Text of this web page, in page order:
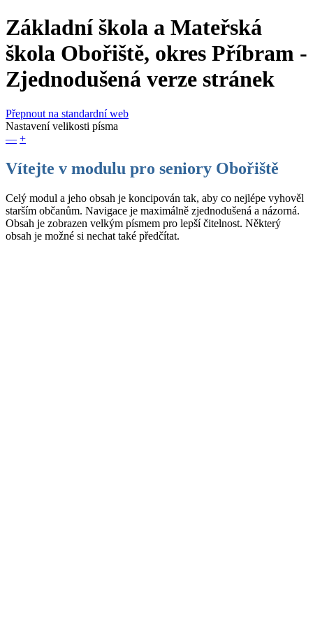
Základní škola a Mateřská
škola Obořiště, okres Příbram -
Zjednodušená verze stránek
Přepnout na standardní web
Nastavení velikosti písma
— +
Vítejte v modulu pro seniory Obořiště
Celý modul a jeho obsah je koncipován tak, aby co nejlépe vyhověl
starším občanům. Navigace je maximálně zjednodušená a názorná.
Obsah je zobrazen velkým písmem pro lepší čitelnost. Některý
obsah je možné si nechat také předčítat.